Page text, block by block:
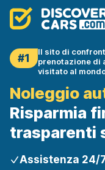
#1
Il sito di
prenotazione di
visitato al
Noleggio
Risparmia
trasparenti
Assistenza 24/